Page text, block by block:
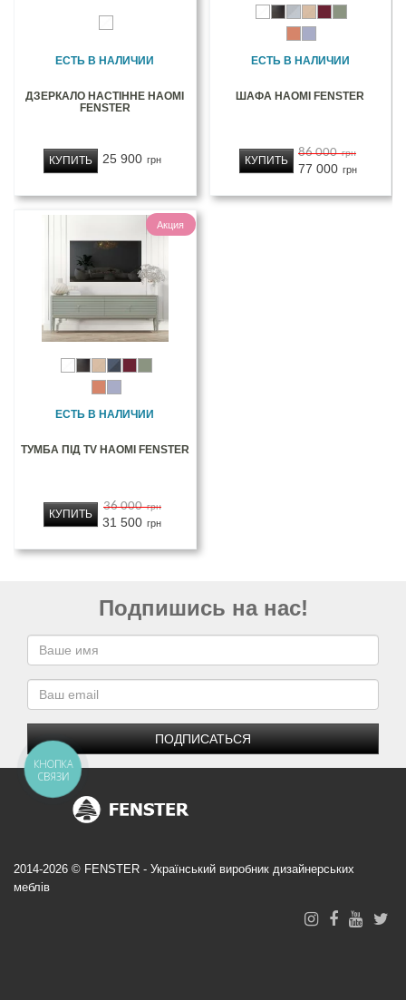
ЕСТЬ В НАЛИЧИИ
ДЗЕРКАЛО НАСТІННЕ НАОМІ
FENSTER
25 900 грн
КУПИТЬ
ЕСТЬ В НАЛИЧИИ
ШАФА НАОМІ FENSTER
86 000 грн
77 000 грн
КУПИТЬ
Акция
ЕСТЬ В НАЛИЧИИ
ТУМБА ПІД TV НАОМІ FENSTER
36 000 грн
31 500 грн
КУПИТЬ
Подпишись на нас!
ПОДПИСАТЬСЯ
2014-2026 © FENSTER - Український виробник дизайнерських
меблів
КНОПКА
СВЯЗИ